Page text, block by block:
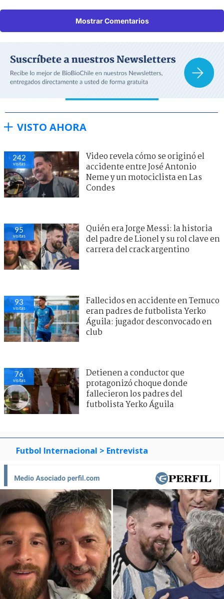
Mostrar Comentarios
VISTO AHORA
242
visitas
Video revela cómo se originó el
accidente entre José Antonio
Neme y un motociclista en Las
Condes
95
visitas
Quién era Jorge Messi: la historia
del padre de Lionel y su rol clave en
carrera del crack argentino
93
visitas
Fallecidos en accidente en Temuco
eran padres de futbolista Yerko
Águila: jugador desconvocado en
club
76
visitas
Detienen a conductor que
protagonizó choque donde
fallecieron los padres del
futbolista Yerko Águila
Futbol Internacional > Entrevista